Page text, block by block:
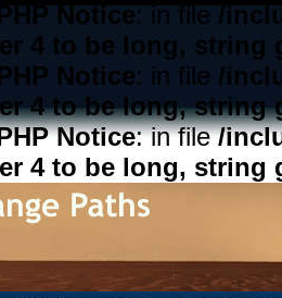
Notice: in file/
4 to be long, string
Notice: in file /
4 to be long, string
Notice: in file/
4 to be long, string